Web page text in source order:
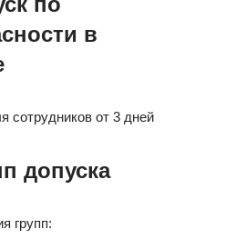
в
сотрудников от 3 дней
допуска
групп: